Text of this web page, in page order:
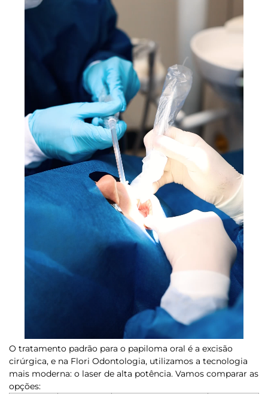
O tratamento padrão para o papiloma oral é a excisão
cirúrgica, e na Flori Odontologia, utilizamos a tecnologia
mais moderna: o laser de alta potência. Vamos comparar as
opções: